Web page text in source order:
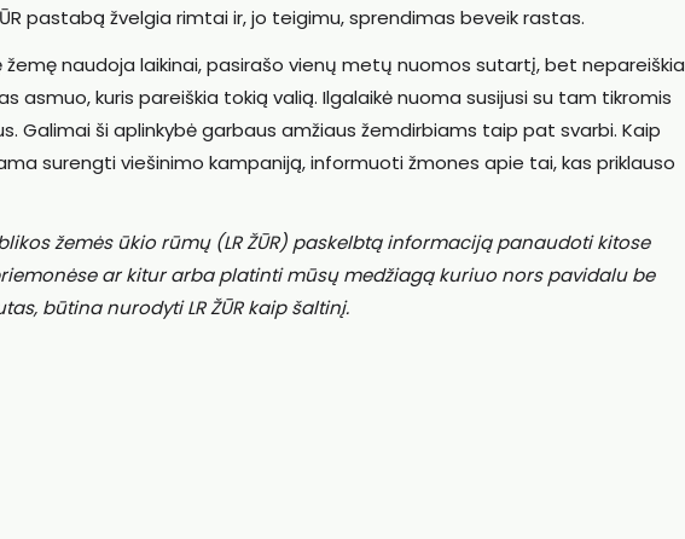
pastabą žvelgia rimtai ir, jo teigimu, sprendimas beveik rastas.
žemę naudoja laikinai, pasirašo vienų metų nuomos sutartį, bet nepareiškia
asmuo, kuris pareiškia tokią valią. Ilgalaikė nuoma susijusi su tam tikromis
Galimai ši aplinkybė garbaus amžiaus žemdirbiams taip pat svarbi. Kaip
surengti viešinimo kampaniją, informuoti žmones apie tai, kas priklauso
žemės ūkio rūmų (LR ŽŪR) paskelbtą informaciją panaudoti kitose
ar kitur arba platinti mūsų medžiagą kuriuo nors pavidalu be
būtina nurodyti LR ŽŪR kaip šaltinį.